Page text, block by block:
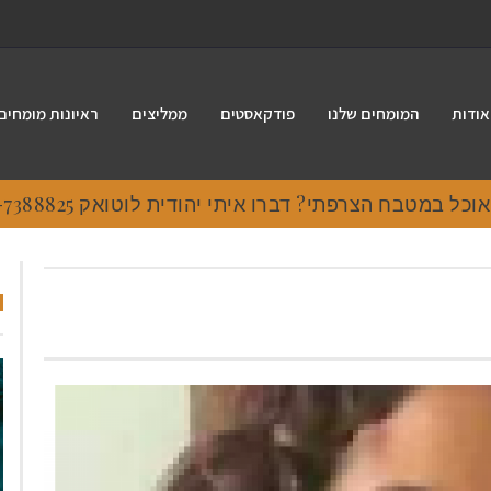
אודות המומחים שלנו פודקאסטים ממליצים ראיונות
במטבח הצרפתי? דברו איתי יהודית לוטואק 054-7388825.